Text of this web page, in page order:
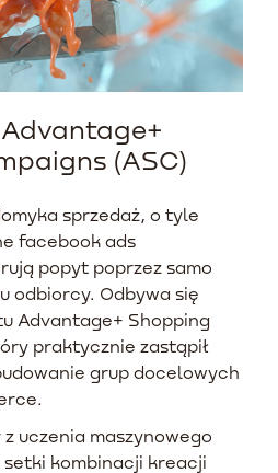
(ASC)
sprzedaż, o tyle
facebook ads
popyt poprzez samo
odbiorcy. Odbywa się
Advantage+ Shopping
praktycznie zastąpił
grup docelowych
uczenia maszynowego
kombinacji kreacji